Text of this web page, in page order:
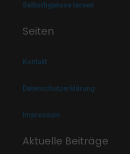
Selbsthypnose lernen
Seiten
Kontakt
Datenschutzerklärung
Impressum
Aktuelle Beiträge